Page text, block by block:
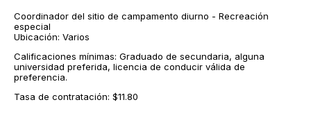
Coordinador del sitio de campamento diurno - Recreación
especial
Ubicación: Varios
Calificaciones mínimas: Graduado de secundaria, alguna
universidad preferida, licencia de conducir válida de
preferencia.
Tasa de contratación: $11.80